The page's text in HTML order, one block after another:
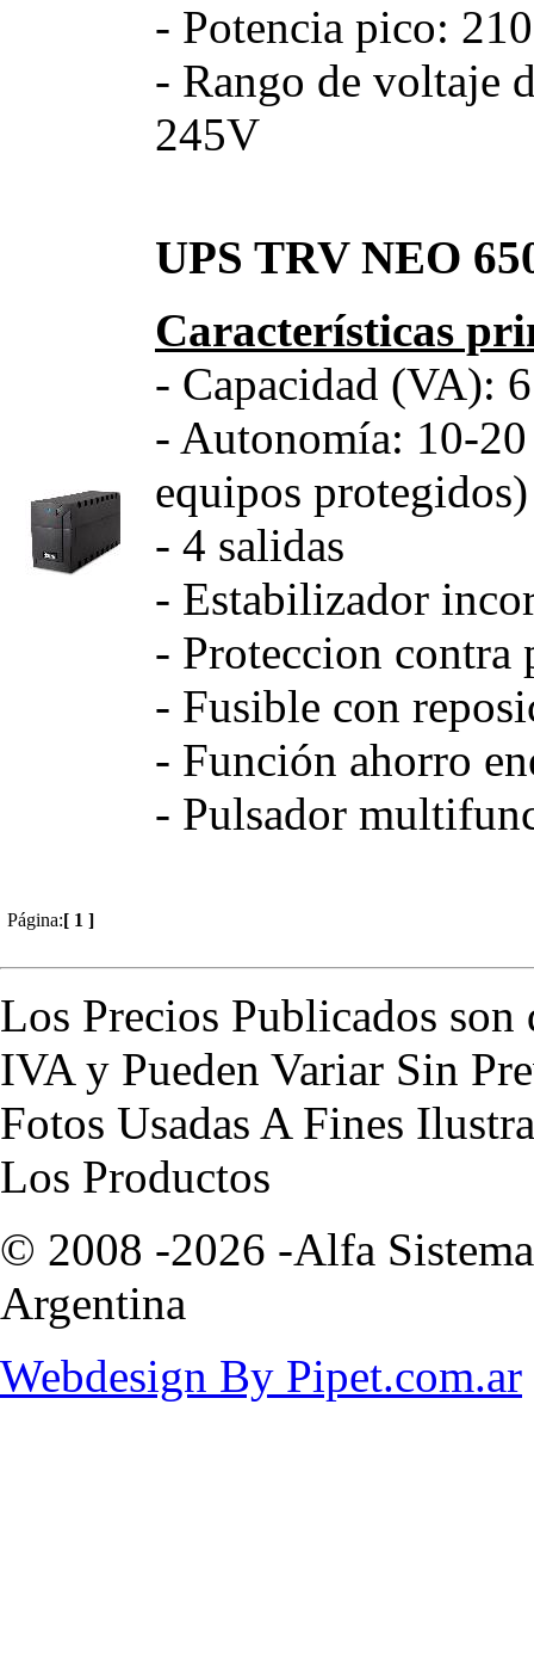
- Potencia pico:
- Rango de voltaje
245V
UPS TRV NEO
Características
- Capacidad (VA):
- Autonomía: 10-
equipos protegidos)
- 4 salidas
- Estabilizador
- Proteccion contra
- Fusible con
- Función ahorro
- Pulsador
Página:[ 1 ]
Los Precios Publicados
IVA y Pueden Variar Sin
Fotos Usadas A Fines
Los Productos
© 2008 -2026 -Alfa
Argentina
Webdesign By Pipet.com.ar